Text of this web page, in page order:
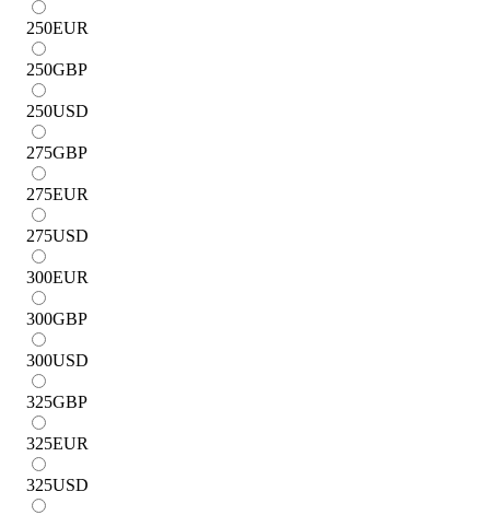
250EUR
250GBP
250USD
275GBP
275EUR
275USD
300EUR
300GBP
300USD
325GBP
325EUR
325USD